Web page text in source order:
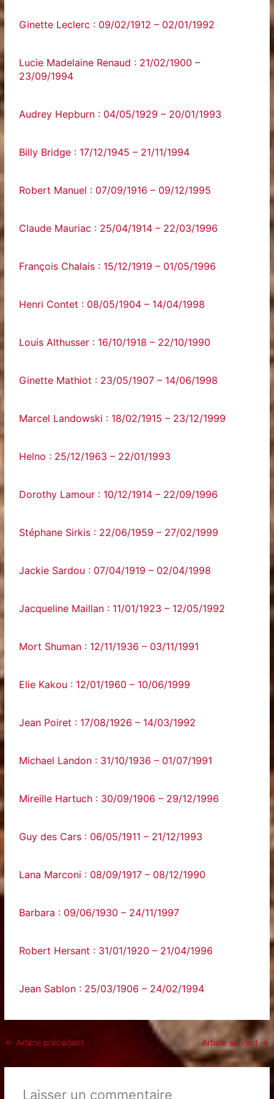
Ginette Leclerc : 09/02/1912 – 02/01/1992
Lucie Madelaine Renaud : 21/02/1900 –
23/09/1994
Audrey Hepburn : 04/05/1929 – 20/01/1993
Billy Bridge : 17/12/1945 – 21/11/1994
Robert Manuel : 07/09/1916 – 09/12/1995
Claude Mauriac : 25/04/1914 – 22/03/1996
François Chalais : 15/12/1919 – 01/05/1996
Henri Contet : 08/05/1904 – 14/04/1998
Louis Althusser : 16/10/1918 – 22/10/1990
Ginette Mathiot : 23/05/1907 – 14/06/1998
Marcel Landowski : 18/02/1915 – 23/12/1999
Helno : 25/12/1963 – 22/01/1993
Dorothy Lamour : 10/12/1914 – 22/09/1996
Stéphane Sirkis : 22/06/1959 – 27/02/1999
Jackie Sardou : 07/04/1919 – 02/04/1998
Jacqueline Maillan : 11/01/1923 – 12/05/1992
Mort Shuman : 12/11/1936 – 03/11/1991
Elie Kakou : 12/01/1960 – 10/06/1999
Jean Poiret : 17/08/1926 – 14/03/1992
Michael Landon : 31/10/1936 – 01/07/1991
Mireille Hartuch : 30/09/1906 – 29/12/1996
Guy des Cars : 06/05/1911 – 21/12/1993
Lana Marconi : 08/09/1917 – 08/12/1990
Barbara : 09/06/1930 – 24/11/1997
Robert Hersant : 31/01/1920 – 21/04/1996
Jean Sablon : 25/03/1906 – 24/02/1994
← Article précédent Article suivant→
Laisser un commentaire